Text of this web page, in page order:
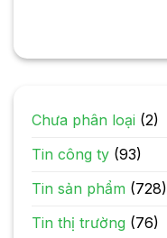
Chưa phân loại (2)
Tin công ty (93)
Tin sản phẩm (728)
Tin thị trường (76)